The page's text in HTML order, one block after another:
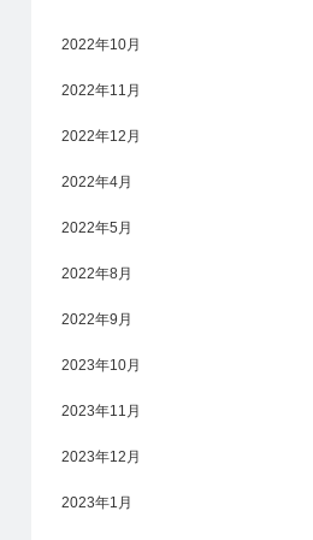
2022年10月
2022年11月
2022年12月
2022年4月
2022年5月
2022年8月
2022年9月
2023年10月
2023年11月
2023年12月
2023年1月